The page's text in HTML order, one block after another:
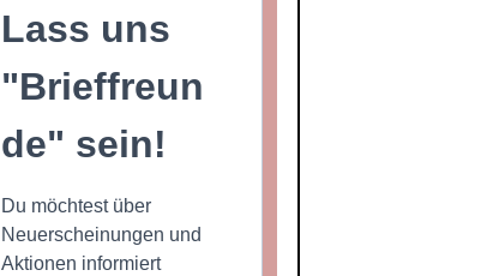
Lass uns
"Brieffreun
de" sein!
Du möchtest über
Neuerscheinungen und
Aktionen informiert